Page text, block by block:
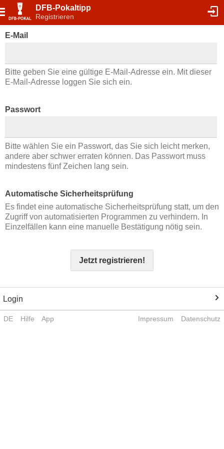
DFB-Pokaltipp
Registrieren
E-Mail
Bitte geben Sie eine gültige E-Mail-Adresse ein. Mit dieser
E-Mail-Adresse loggen Sie sich ein.
Passwort
Bitte wählen Sie ein Passwort, das Sie sich leicht merken,
andere aber schwer erraten können. Das Passwort muss
mindestens fünf Zeichen lang sein.
Automatische Sicherheitsprüfung
Es findet eine automatische Sicherheitsprüfung statt, um den
Zugriff von automatisierten Programmen zu verhindern. In
Einzelfällen kann eine manuelle Bestätigung nötig sein.
Jetzt registrieren!
Login
DE Hilfe App Impressum Datenschutz